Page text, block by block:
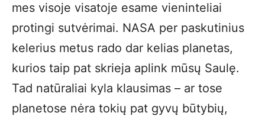
mes visoje visatoje esame vieninteliai
protingi sutvėrimai. NASA per paskutinius
kelerius metus rado dar kelias planetas,
kurios taip pat skrieja aplink mūsų Saulę.
Tad natūraliai kyla klausimas – ar tose
planetose nėra tokių pat gyvų būtybių,